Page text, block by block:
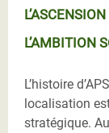
L’AMBITION
L’histoire
localisation
stratégique.